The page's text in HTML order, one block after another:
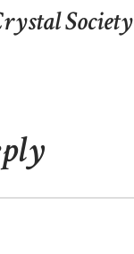
Society